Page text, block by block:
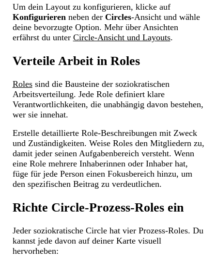
Um dein Layout zu konfigurieren, klicke auf
Konfigurieren neben der Circles-Ansicht und wähle
deine bevorzugte Option. Mehr über Ansichten
erfährst du unter Circle-Ansicht und Layouts.
Verteile Arbeit in Roles
Rolessind die Bausteine der soziokratischen
Arbeitsverteilung. Jede Role definiert klare
Verantwortlichkeiten, die unabhängig davon bestehen,
wer sie innehat.
Erstelle detaillierte Role-Beschreibungen mit Zweck
und Zuständigkeiten. Weise Roles den Mitgliedern zu,
damit jeder seinen Aufgabenbereich versteht. Wenn
eine Role mehrere Inhaberinnen oder Inhaber hat,
füge für jede Person einen Fokusbereich hinzu, um
den spezifischen Beitrag zu verdeutlichen.
Richte Circle-Prozess-Roles ein
Jeder soziokratische Circle hat vier Prozess-Roles. Du
kannst jede davon auf deiner Karte visuell
hervorheben: